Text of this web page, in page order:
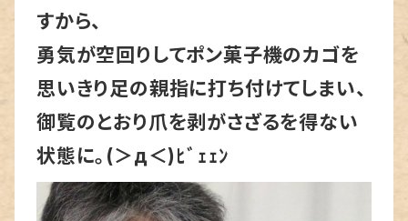
すから、
勇気が空回りしてポン菓子機のカゴを
思いきり足の親指に打ち付けてしまい、
御覧のとおり爪を剥がさざるを得ない
状態に。(＞д＜)ﾋﾞｪｪﾝ